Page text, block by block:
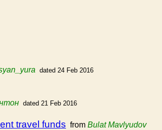
dated 24 Feb 2016
dated 21 Feb 2016
travel funds from Bulat Mavlyudov